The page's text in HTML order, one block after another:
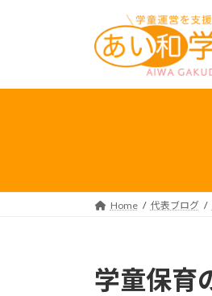
ツ
シ
Home 代表ブログ
学童保育